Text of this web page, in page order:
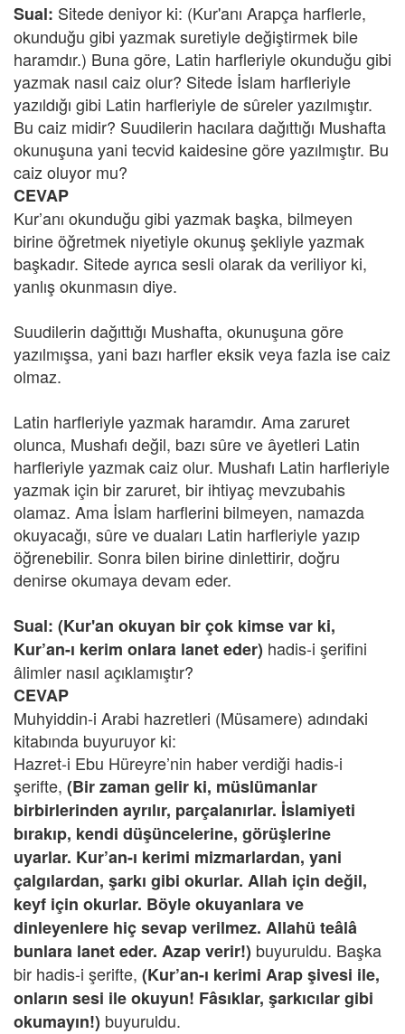
Sual: Sitede deniyor ki: (Kur'anı Arapça harflerle,
okunduğu gibi yazmak suretiyle değiştirmek bile
haramdır.) Buna göre, Latin harfleriyle okunduğu gibi
yazmak nasıl caiz olur? Sitede İslam harfleriyle
yazıldığı gibi Latin harfleriyle de sûreler yazılmıştır.
Bu caiz midir? Suudilerin hacılara dağıttığı Mushafta
okunuşuna yani tecvid kaidesine göre yazılmıştır. Bu
caiz oluyor mu?
CEVAP
Kur’anı okunduğu gibi yazmak başka, bilmeyen
birine öğretmek niyetiyle okunuş şekliyle yazmak
başkadır. Sitede ayrıca sesli olarak da veriliyor ki,
yanlış okunmasın diye.
Suudilerin dağıttığı Mushafta, okunuşuna göre
yazılmışsa, yani bazı harfler eksik veya fazla ise caiz
olmaz.
Latin harfleriyle yazmak haramdır. Ama zaruret
olunca, Mushafı değil, bazı sûre ve âyetleri Latin
harfleriyle yazmak caiz olur. Mushafı Latin harfleriyle
yazmak için bir zaruret, bir ihtiyaç mevzubahis
olamaz. Ama İslam harflerini bilmeyen, namazda
okuyacağı, sûre ve duaları Latin harfleriyle yazıp
öğrenebilir. Sonra bilen birine dinlettirir, doğru
denirse okumaya devam eder.
Sual: (Kur'an okuyan bir çok kimse var ki,
Kur’an-ı kerim onlara lanet eder) hadis-i şerifini
âlimler nasıl açıklamıştır?
CEVAP
Muhyiddin-i Arabi hazretleri (Müsamere) adındaki
kitabında buyuruyor ki:
Hazret-i Ebu Hüreyre’nin haber verdiği hadis-i
şerifte, (Bir zaman gelir ki, müslümanlar
birbirlerinden ayrılır, parçalanırlar. İslamiyeti
bırakıp, kendi düşüncelerine, görüşlerine
uyarlar. Kur’an-ı kerimi mizmarlardan, yani
çalgılardan, şarkı gibi okurlar. Allah için değil,
keyf için okurlar. Böyle okuyanlara ve
dinleyenlere hiç sevap verilmez. Allahü teâlâ
bunlara lanet eder. Azap verir!) buyuruldu. Başka
bir hadis-i şerifte, (Kur’an-ı kerimi Arap şivesi ile,
onların sesi ile okuyun! Fâsıklar, şarkıcılar gibi
okumayın!) buyuruldu.